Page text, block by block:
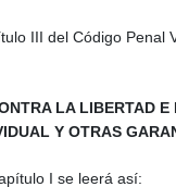
III del Código Penal
LA LIBERTAD E
Y OTRAS
I se leerá así: